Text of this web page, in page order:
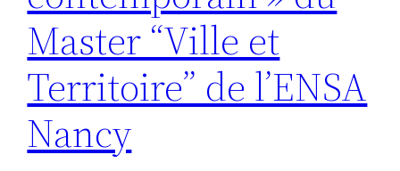
Master “Ville et
Territoire” de l’ENSA
Nancy